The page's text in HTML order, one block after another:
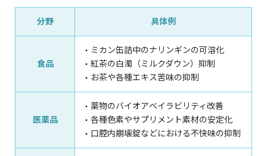
分野 具体例
食品
ミカン缶詰中のナリンギンの可溶化
紅茶の白濁（ミルクダウン）抑制
お茶や各種エキス苦味の抑制
医薬品
薬物のバイオアベイラビリティ改善
各種色素やサプリメント素材の安定化
口腔内崩壊錠などにおける不快味の抑制